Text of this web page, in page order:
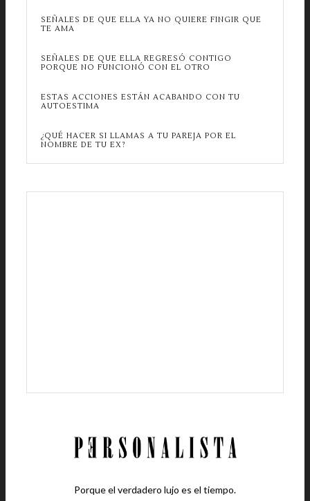
SEÑALES DE QUE ELLA YA NO QUIERE FINGIR QUE
TE AMA
SEÑALES DE QUE ELLA REGRESÓ CONTIGO
PORQUE NO FUNCIONÓ CON EL OTRO
ESTAS ACCIONES ESTÁN ACABANDO CON TU
AUTOESTIMA
¿QUÉ HACER SI LLAMAS A TU PAREJA POR EL
NOMBRE DE TU EX?
Porque el verdadero lujo es el tiempo.